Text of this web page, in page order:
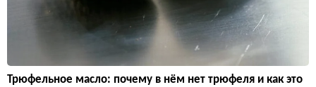
Трюфельное масло: почему в нём нет трюфеля и как это